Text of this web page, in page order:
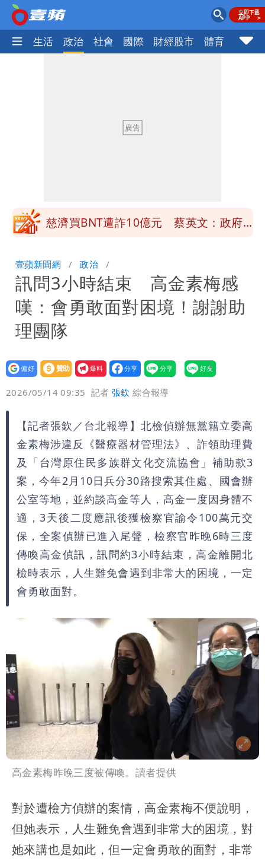
尚 生活 政治 社會 國際 財經股市 體育 壹蘋
很多謹慎判斷當時未被理解
「慈濟別想躲在受害者3字後面」 她：
聲押？交保？複訊後揭曉
慈濟買BNT遭詐10億元 蔡英文：政府
10.6億顧問費決策過程在哪
壹蘋新聞網 政治
訊問3小時結束 高金素梅感
嘆：會勇敢面對困境！謝謝助
理團隊
設為
贊助
我要
爆料
2026/05/14 09:35 記者張欽 綜合報導
【記者張欽／台北報導】北檢偵辦無黨籍立委高
金素梅涉違反《醫療器材管理法》、詐領助理費
及「台灣原住民多族群文化交流協會」補助款3
案，今年2月10日兵分30路搜索其住處、國會辦
公室等地，並約談高金等人，高金一度因身體不
適，3天後二度應訊後獲檢察官諭令100萬元交
保，全案偵辦已進入尾聲，檢察官昨晚6時三度
傳喚高金偵訊，訊問約3小時結束，高金離開北
檢時表示，人生難免會遇到非常大的困境，一定
會勇敢面對。
高金素梅昨晚三度被傳喚。讀者提供
對於遭檢方偵辦的案情，高金素梅不便說明，
但她表示，人生難免會遇到非常大的困境，對
她來講也是如此，但一定會勇敢的面對，非常